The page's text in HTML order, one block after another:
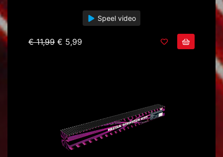
Speel video
€ 11,99 € 5,99